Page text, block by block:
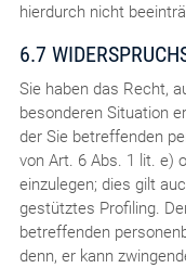
hierdurch nicht
6.7
Sie haben das Recht,
besonderen Situation
der Sie betreffenden
von Art. 6 Abs. 1 lit. e)
einzulegen; dies gilt
gestütztes Profiling.
betreffenden
denn, er kann